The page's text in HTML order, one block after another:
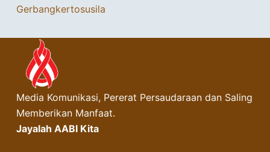
Gerbangkertosusila
Media Komunikasi, Pererat Persaudaraan dan Saling
Memberikan Manfaat.
Jayalah AABI Kita